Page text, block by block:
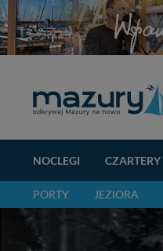
NOCLEGI CZARTERY
PORTY JEZIORA